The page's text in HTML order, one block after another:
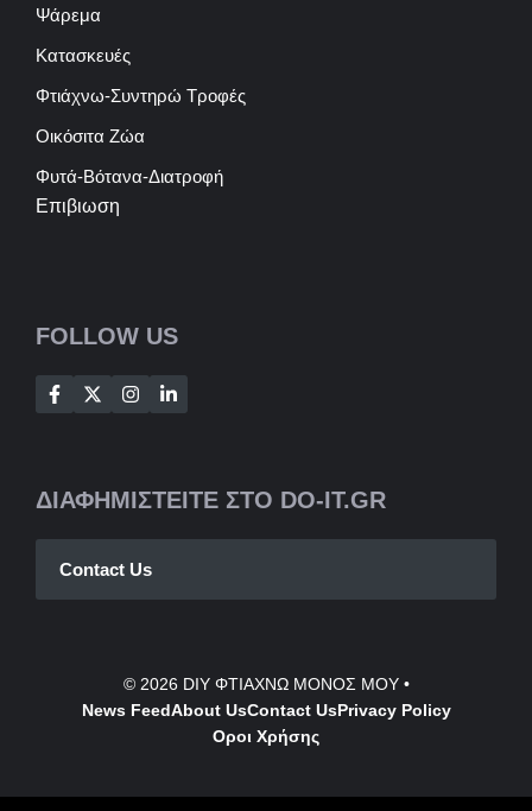
Ψάρεμα
Κατασκευές
Φτιάχνω-Συντηρώ Τροφές
Οικόσιτα Ζώα
Φυτά-Βότανα-Διατροφή
Επιβιωση
FOLLOW US
ΔΙΑΦΗΜΙΣΤΕΙΤΕ ΣΤΟ DO-IT.GR
Contact Us
© 2026 DIY ΦΤΙΑΧΝΩ ΜΟΝΟΣ ΜΟΥ•
News FeedAbout UsContactUsPrivacy Policy
Οροι Χρήσης